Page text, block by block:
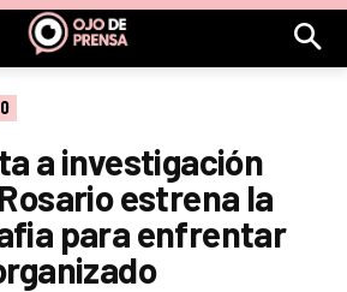
a investigación
estrena la
para enfrentar